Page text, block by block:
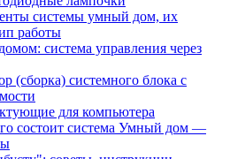
системы умный дом, их
работы
система управления через
(сборка) системного блока с
для компьютера
состоит система Умный дом —